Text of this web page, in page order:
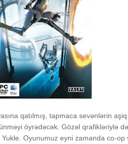
qatılmış, tapmaca sevənlərin
öyrədəcək. Gözəl qrafikləriylə
Oyunumuz eyni zamanda co-op